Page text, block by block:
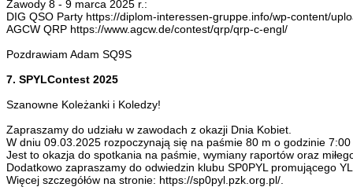
Zawody 8 - 9 marca 2025 r.:
DIG QSO Party https://diplom-interessen-gruppe.info/wp-content/
AGCW QRP https://www.agcw.de/contest/qrp/qrp-c-engl/
Pozdrawiam Adam SQ9S
7. SPYLContest 2025
Szanowne Koleżanki i Koledzy!
Zapraszamy do udziału w zawodach z okazji Dnia Kobiet.
W dniu 09.03.2025 rozpoczynają się na paśmie 80 m o godzinie
Jest to okazja do spotkania na paśmie, wymiany raportów oraz
Dodatkowo zapraszamy do odwiedzin klubu SP0PYL promującego
Więcej szczegółów na stronie: https://sp0pyl.pzk.org.pl/.